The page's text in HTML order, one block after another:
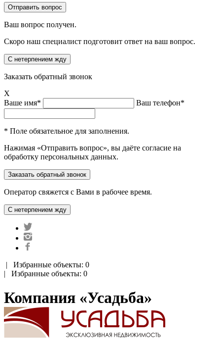
Ваш вопрос получен.
Скоро наш специалист подготовит ответ на ваш вопрос.
Заказать обратный звонок
X
Ваше имя*
Ваш телефон*
* Поле обязательное для заполнения.
Нажимая «Отправить вопрос», вы даёте согласие на
обработку персональных данных.
Оператор свяжется с Вами в рабочее время.
| Избранные объекты: 0
| Избранные объекты: 0
Компания «Усадьба»